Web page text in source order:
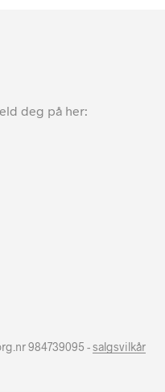
deg på her:
984739095 -salgsvilkår